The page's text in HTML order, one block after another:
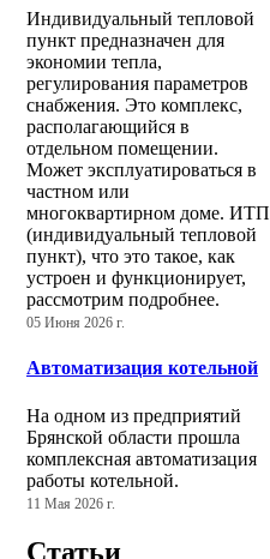
Индивидуальный тепловой
пункт предназначен для
экономии тепла,
регулирования параметров
снабжения. Это комплекс,
располагающийся в
отдельном помещении.
Может эксплуатироваться в
частном или
многоквартирном доме. ИТП
(индивидуальный тепловой
пункт), что это такое, как
устроен и функционирует,
рассмотрим подробнее.
05 Июня 2026 г.
Автоматизация котельной
На одном из предприятий
Брянской области прошла
комплексная автоматизация
работы котельной.
11 Мая 2026 г.
Статьи